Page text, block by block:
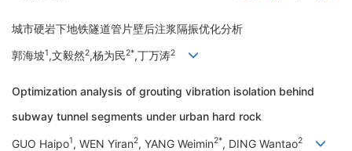
城市硬岩下地铁隧道管片壁后注浆隔振优化分析
郭海坡1,文毅然2,杨为民2*,丁万涛2
Optimization analysis of grouting vibration isolation behind
subway tunnel segments under urban hard rock
GUO Haipo1, WEN Yiran2, YANG Weimin2*, DING Wantao2